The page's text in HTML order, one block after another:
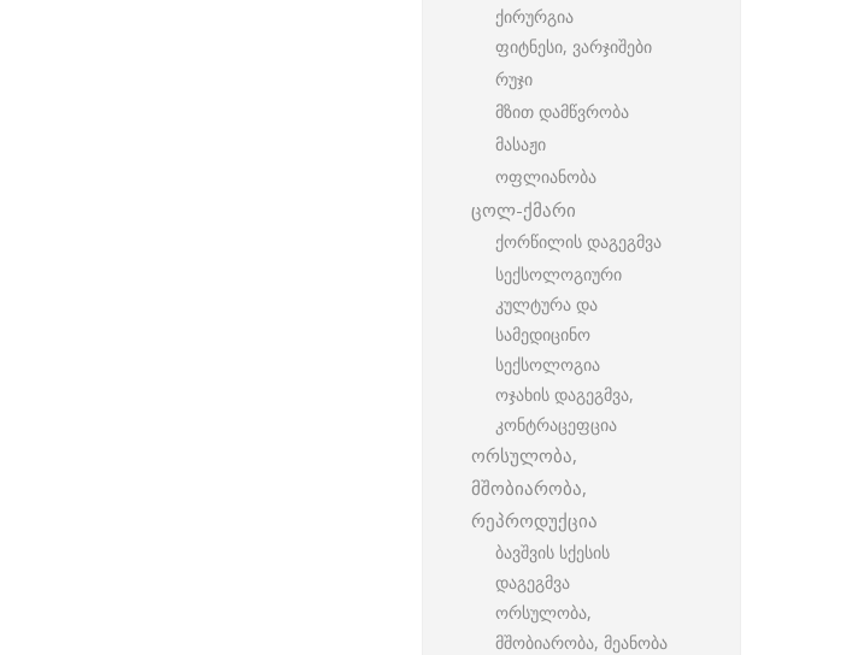
ქირურგია
ფიტნესი, ვარჯიშები
რუჯი
მზით დამწვრობა
მასაჟი
ოფლიანობა
ცოლ-ქმარი
ქორწილის დაგეგმვა
სექსოლოგიური
კულტურა და
სამედიცინო
სექსოლოგია
ოჯახის დაგეგმვა,
კონტრაცეფცია
ორსულობა,
მშობიარობა,
რეპროდუქცია
ბავშვის სქესის
დაგეგმვა
ორსულობა,
მშობიარობა, მეანობა